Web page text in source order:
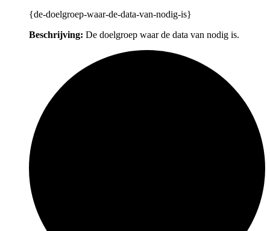
{de-doelgroep-waar-de-data-van-nodig-is}
Beschrijving: De doelgroep waar de data van nodig is.